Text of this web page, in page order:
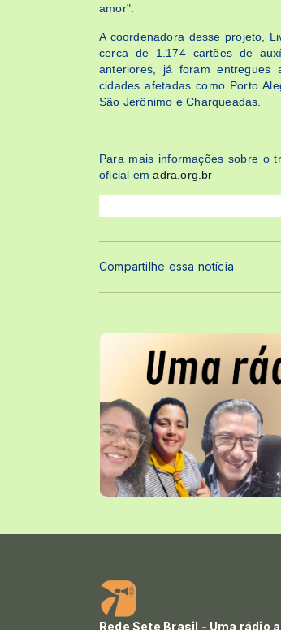
amor".
A coordenadora desse projeto,
cerca de 1.174 cartões de
anteriores, já foram entregues
cidades afetadas como Porto
São Jerônimo e Charqueadas.
Para mais informações sobre o
oficial emadra.org.br
Compartilhe essa notícia
Rede Sete Brasil - Uma rádio